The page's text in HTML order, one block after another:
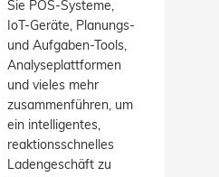
Sie POS-Systeme,
IoT-Geräte, Planungs-
und Aufgaben-Tools,
Analyseplattformen
und vieles mehr
zusammenführen, um
ein intelligentes,
reaktionsschnelles
Ladengeschäft zu